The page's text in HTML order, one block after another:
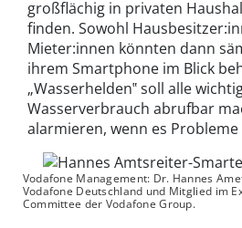
großflächig in privaten
finden. Sowohl
Mieter:innen könnten dann
ihrem Smartphone im Blick
„Wasserhelden‟ soll alle
Wasserverbrauch abrufbar
alarmieren, wenn es Probleme
Vodafone Management: Dr. Hannes
Vodafone Deutschland und Mitglied im
Committee der Vodafone Group.